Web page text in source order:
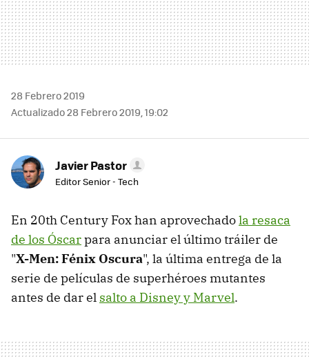
28 Febrero 2019
Actualizado 28 Febrero 2019, 19:02
Javier Pastor
Editor Senior - Tech
En 20th Century Fox han aprovechadola resaca
de los Óscarpara anunciar el último tráiler de
"X-Men: Fénix Oscura", la última entrega de la
serie de películas de superhéroes mutantes
antes de dar el salto a Disney y Marvel.